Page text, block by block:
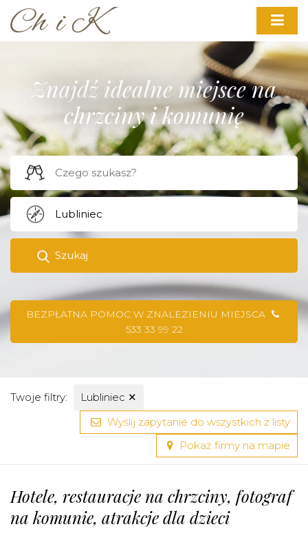
Znajdź idealne miejsce na
chrzciny i komunię
Szukaj
BEZPŁATNA POMOC W ZNALEZIENIU MIEJSCA
533 33 99 22
Twoje filtry: Lubliniec ✕
Wyślij zapytanie do wszystkich z listy
Pokaż firmy na mapie
Hotele, restauracje na chrzciny, fotograf
na komunie, atrakcje dla dzieci